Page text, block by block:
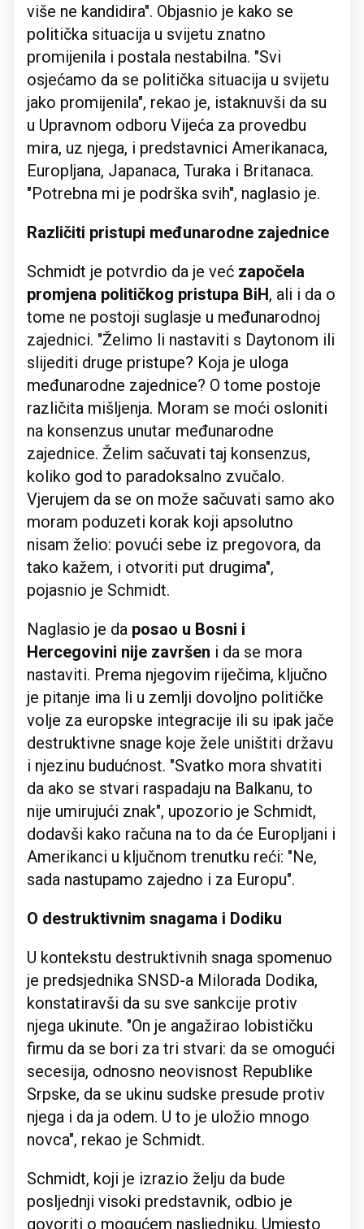
više ne kandidira". Objasnio je kako se
politička situacija u svijetu znatno
promijenila i postala nestabilna. "Svi
osjećamo da se politička situacija u svijetu
jako promijenila", rekao je, istaknuvši da su
u Upravnom odboru Vijeća za provedbu
mira, uz njega, i predstavnici Amerikanaca,
Europljana, Japanaca, Turaka i Britanaca.
"Potrebna mi je podrška svih", naglasio je.
Različiti pristupi međunarodne zajednice
Schmidt je potvrdio da je već započela
promjena političkog pristupa BiH, ali i da o
tome ne postoji suglasje u međunarodnoj
zajednici. "Želimo li nastaviti s Daytonom ili
slijediti druge pristupe? Koja je uloga
međunarodne zajednice? O tome postoje
različita mišljenja. Moram se moći osloniti
na konsenzus unutar međunarodne
zajednice. Želim sačuvati taj konsenzus,
koliko god to paradoksalno zvučalo.
Vjerujem da se on može sačuvati samo ako
moram poduzeti korak koji apsolutno
nisam želio: povući sebe iz pregovora, da
tako kažem, i otvoriti put drugima",
pojasnio je Schmidt.
Naglasio je da posao u Bosni i
Hercegovini nije završen i da se mora
nastaviti. Prema njegovim riječima, ključno
je pitanje ima li u zemlji dovoljno političke
volje za europske integracije ili su ipak jače
destruktivne snage koje žele uništiti državu
i njezinu budućnost. "Svatko mora shvatiti
da ako se stvari raspadaju na Balkanu, to
nije umirujući znak", upozorio je Schmidt,
dodavši kako računa na to da će Europljani i
Amerikanci u ključnom trenutku reći: "Ne,
sada nastupamo zajedno i za Europu".
O destruktivnim snagama i Dodiku
U kontekstu destruktivnih snaga spomenuo
je predsjednika SNSD-a Milorada Dodika,
konstatiravši da su sve sankcije protiv
njega ukinute. "On je angažirao lobističku
firmu da se bori za tri stvari: da se omogući
secesija, odnosno neovisnost Republike
Srpske, da se ukinu sudske presude protiv
njega i da ja odem. U to je uložio mnogo
novca", rekao je Schmidt.
Schmidt, koji je izrazio želju da bude
posljednji visoki predstavnik, odbio je
govoriti o mogućem nasljedniku. Umjesto